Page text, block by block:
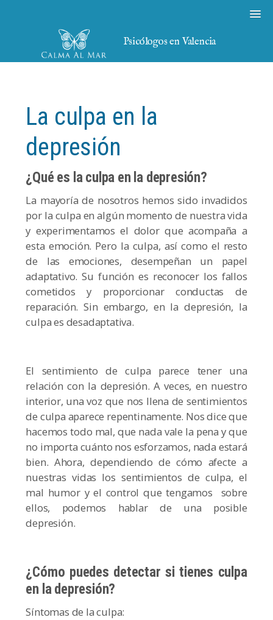
Psicólogos en Valencia
La culpa en la
depresión
¿Qué es la culpa en la depresión?
La mayoría de nosotros hemos sido invadidos
por la culpa en algún momento de nuestra vida
y experimentamos el dolor que acompaña a
esta emoción. Pero la culpa, así como el resto
de las emociones, desempeñan un papel
adaptativo. Su función es reconocer los fallos
cometidos y proporcionar conductas de
reparación. Sin embargo, en la depresión, la
culpa es desadaptativa.
El sentimiento de culpa parece tener una
relación con la depresión. A veces, en nuestro
interior, una voz que nos llena de sentimientos
de culpa aparece repentinamente. Nos dice que
hacemos todo mal, que nada vale la pena y que
no importa cuánto nos esforzamos, nada estará
bien. Ahora, dependiendo de cómo afecte a
nuestras vidas los sentimientos de culpa, el
mal humor y el control que tengamos sobre
ellos, podemos hablar de una posible
depresión.
¿Cómo puedes detectar si tienes culpa
en la depresión?
Síntomas de la culpa: